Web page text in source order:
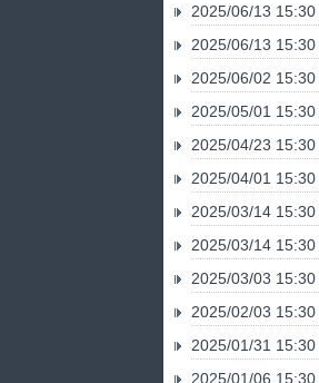
2025/06/13 15:30
2025/06/13 15:30
2025/06/02 15:30
2025/05/01 15:30
2025/04/23 15:30
2025/04/01 15:30
2025/03/14 15:30
2025/03/14 15:30
2025/03/03 15:30
2025/02/03 15:30
2025/01/31 15:30
2025/01/06 15:30